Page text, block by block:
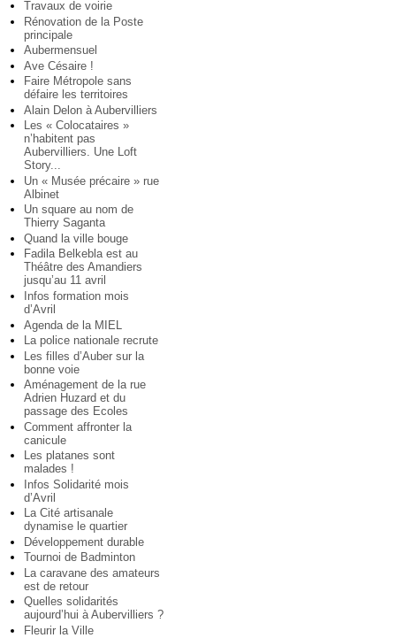
Travaux de voirie
Rénovation de la Poste
principale
Aubermensuel
Ave Césaire !
Faire Métropole sans
défaire les territoires
Alain Delon à Aubervilliers
Les « Colocataires »
n’habitent pas
Aubervilliers. Une Loft
Story...
Un « Musée précaire » rue
Albinet
Un square au nom de
Thierry Saganta
Quand la ville bouge
Fadila Belkebla est au
Théâtre des Amandiers
jusqu’au 11 avril
Infos formation mois
d’Avril
Agenda de la MIEL
La police nationale recrute
Les filles d’Auber sur la
bonne voie
Aménagement de la rue
Adrien Huzard et du
passage des Ecoles
Comment affronter la
canicule
Les platanes sont
malades !
Infos Solidarité mois
d’Avril
La Cité artisanale
dynamise le quartier
Développement durable
Tournoi de Badminton
La caravane des amateurs
est de retour
Quelles solidarités
aujourd’hui à Aubervilliers ?
Fleurir la Ville